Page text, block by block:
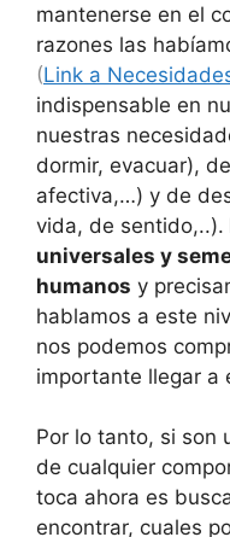
mantenerse en el
razones las
(Link a
indispensable en
nuestras
dormir, evacuar),
afectiva,…) y de
vida, de sentido,..).
universales y
humanos y
hablamos a este
nos podemos
importante llegar a
Por lo tanto, si son
de cualquier
toca ahora es
encontrar, cuales